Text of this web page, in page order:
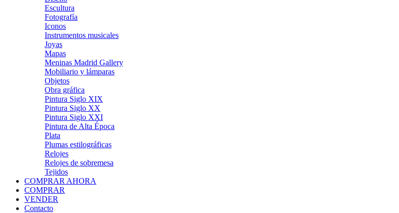
Escultura
Fotografía
Iconos
Instrumentos musicales
Joyas
Mapas
Meninas Madrid Gallery
Mobiliario y lámparas
Objetos
Obra gráfica
Pintura Siglo XIX
Pintura Siglo XX
Pintura Siglo XXI
Pintura de Alta Época
Plata
Plumas estilográficas
Relojes
Relojes de sobremesa
Tejidos
COMPRAR AHORA
COMPRAR
VENDER
Contacto